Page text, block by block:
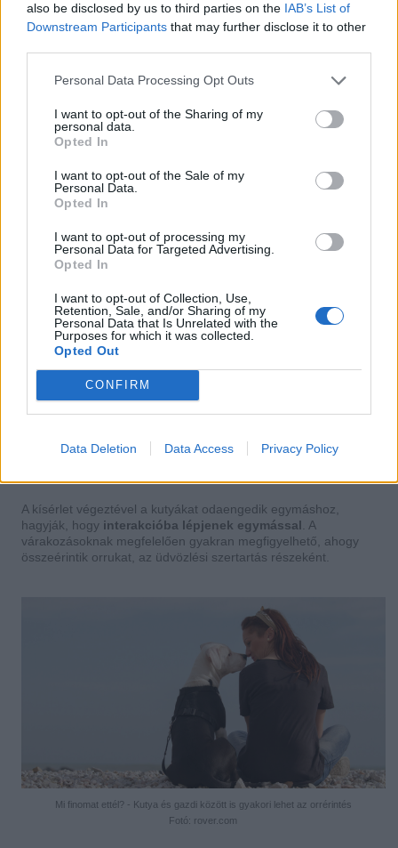
also be disclosed by us to third parties on the IAB’s List of
Downstream Participants that may further disclose it to other
Personal Data Processing Opt Outs
I want to opt-out of the Sharing of my
personal data.
Opted In
I want to opt-out of the Sale of my
Personal Data.
Opted In
I want to opt-out of processing my
Personal Data for Targeted Advertising.
Opted In
I want to opt-out of Collection, Use,
Retention, Sale, and/or Sharing of my
Personal Data that Is Unrelated with the
Purposes for which it was collected.
Opted Out
CONFIRM
Data Deletion Data Access Privacy Policy
kölykökkel
A kísérlet a következőképpen zajlott: a színésznek először is
tudnia kell, hogy a teremben elrejtettek egy jutalomfalatot.
Ehhez beengedték a terembe, és megnézhette,
a négy pont előtt felhúztak egy vásznat, és beengedték a
megfigyelőt a terembe, majd szabadon engedték a színészt, aki
magától értetődően azonnal odarohant a vászonhoz, amelyiknél
látta, hogy mögé rejtették el a jutalomfalatot.
Eddig egyszerű: a megfigyelő kutya nem érti, miért szaladgál a
színész a vászon mögé, mivel nem tudja, hogy ott jutalomfalat
van elrejtve. Ám a kísérletvezetők igen cselesek, mivel a
módon a színész kutya egyszer jutalomfalatot talál (és persze
A kísérlet végeztével a kutyákat odaengedik egymáshoz,
hagyják, hogy interakcióba lépjenek egymással . A
várakozásoknak megfelelően gyakran megfigyelhető, ahogy
összeérintik orrukat, az üdvözlési szertartás részeként.
Mi finomat ettél? - Kutya és gazdi között is gyakori lehet az orrérintés
Fotó: rover.com